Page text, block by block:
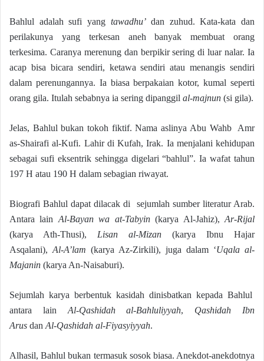
Bahlul adalah sufi yang tawadhu’dan zuhud. Kata-kata dan
perilakunya yang terkesan aneh banyak membuat orang
terkesima. Caranya merenung dan berpikir sering di luar nalar. Ia
acap bisa bicara sendiri, ketawa sendiri atau menangis sendiri
dalam perenungannya. Ia biasa berpakaian kotor, kumal seperti
orang gila. Itulah sebabnya ia sering dipanggil al-majnun (si gila).
Jelas, Bahlul bukan tokoh fiktif. Nama aslinya Abu Wahb Amr
as-Shairafi al-Kufi. Lahir di Kufah, Irak. Ia menjalani kehidupan
sebagai sufi eksentrik sehingga digelari “bahlul”. Ia wafat tahun
197 H atau 190 H dalam sebagian riwayat.
Biografi Bahlul dapat dilacak di sejumlah sumber literatur Arab.
Antara lain Al-Bayan wa at-Tabyin(karya Al-Jahiz),Ar-Rijal
(karya Ath-Thusi), Lisan al-Mizan (karya Ibnu Hajar
Asqalani), Al-A’lam (karya Az-Zirkili), juga dalam ‘Uqala al-
Majanin (karya An-Naisaburi).
Sejumlah karya berbentuk kasidah dinisbatkan kepada Bahlul
antara lain Al-Qashidah al-Bahluliyyah, Qashidah Ibn
Arus dan Al-Qashidah al-Fiyasyiyyah.
Alhasil, Bahlul bukan termasuk sosok biasa. Anekdot-anekdotnya